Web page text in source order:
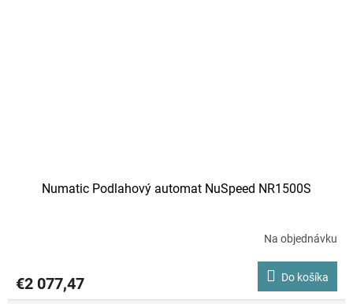
Numatic Podlahový automat NuSpeed NR1500S
Na objednávku
€2 077,47 Do košíka